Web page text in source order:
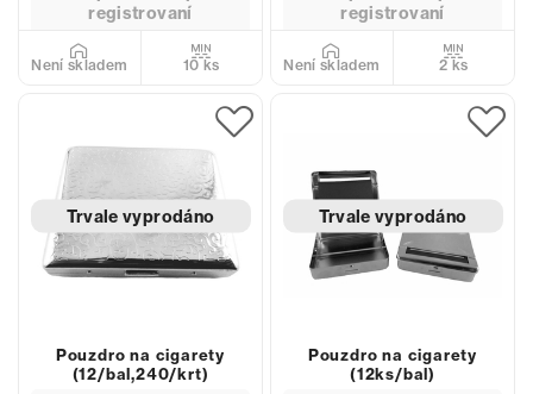
registrovaní
Není skladem 10 ks
registrovaní
Není skladem 2 ks
Trvale vyprodáno
Pouzdro na cigarety
(12/bal,240/krt)
Trvale vyprodáno
Pouzdro na cigarety
(12ks/bal)